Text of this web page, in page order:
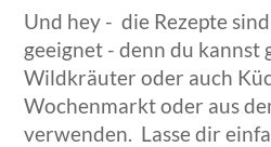
Und hey - die Rezepte
geeignet - denn du kannst
Wildkräuter oder auch
Wochenmarkt oder aus
verwenden. Lasse dir